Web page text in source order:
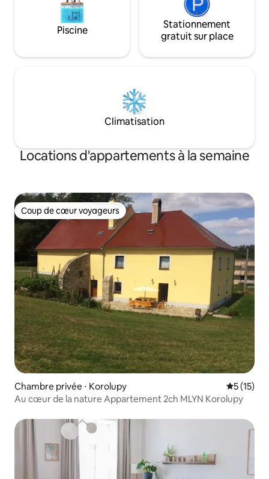
Piscine
Stationnement
gratuit sur place
Climatisation
Locations d'appartements à la semaine
Coup de cœur voyageurs
Coup de cœur voyageurs
Chambre privée ⋅ Korolupy
5 (15)
Au cœur de la nature Appartement 2ch MLYN Korolupy